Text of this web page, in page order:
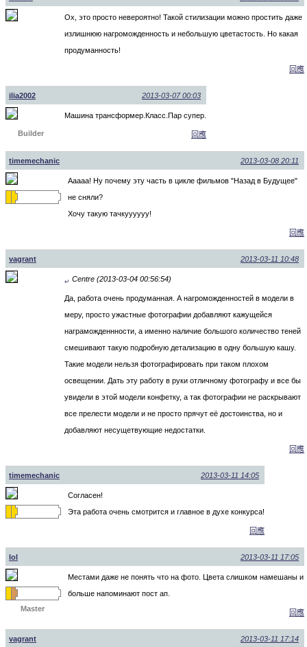
Ох, это просто невероятно! Такой стилизации можно простить даже
излишнюю нагроможденность и небольшую цветастость. Но какая
продуманность!
回應
ilia2002 2013-03-07 00:03
Builder
Машина трансформер.Класс.Пар супер.
回應
timemechanic 2013-03-08 20:11
Ааааа! Ну почему эту часть в цикле фильмов "Назад в Будущее"
не сняли?
Хочу такую тачкуууууу!
回應
vagrant 2013-03-11 10:48
↵ Centre (2013-03-04 00:56:54)
Да, работа очень продуманная. А нагроможденностей в модели в
меру, просто ужастные фотографии добавляют кажущейся
награможденнности, а именно наличие большого количество теней
смешивают такую подробную детализацию в одну большую кашу.
Такие модели нельзя фотографировать при таком плохом
освещении. Дать эту работу в руки отличному фотографу и все бы
увидели в этой модели конфетку, а так фотографии не раскрывают
все прелести модели и не просто прячут её достоинства, но и
добавляют несущетвующие недостатки.
回應
timemechanic 2013-03-11 14:05
Согласен!
Эта работа очень смотрится и главное в духе конкурса!
回應
lol 2013-03-11 17:05
Master
Местами даже не понять что на фото. Цвета слишком намешаны и
больше напоминают пост ап.
回應
vagrant 2013-03-11 17:14